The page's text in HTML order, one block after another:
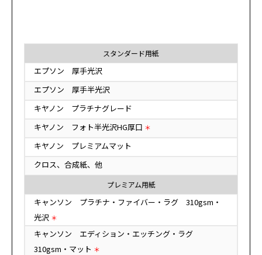
8x10"
203x254 ¥2,200
¥2,860
11x14"
279x356 ¥3,410
¥4,950
16x20"
406x508
20x24"
508x610
24x30"
610x762
スタンダード用紙
エプソン 厚手光沢
エプソン 厚手半光沢
キヤノン プラチナグレード
キヤノン フォト半光沢HG厚口 ＊
キヤノン プレミアムマット
クロス、合成紙、他
プレミアム用紙
キャンソン プラチナ・ファイバー・ラグ 310gsm・
光沢 ＊
キャンソン エディション・エッチング・ラグ
310gsm・マット ＊